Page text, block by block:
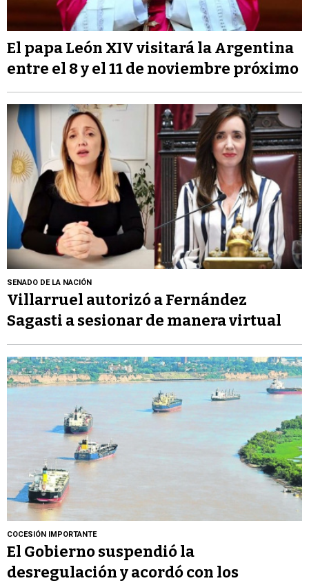
El papa León XIV visitará la Argentina
entre el 8 y el 11 de noviembre próximo
SENADO DE LA NACIÓN
Villarruel autorizó a Fernández
Sagasti a sesionar de manera virtual
COCESIÓN IMPORTANTE
El Gobierno suspendió la
desregulación y acordó con los